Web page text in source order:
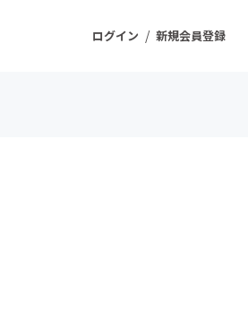
ログイン / 新規会員登録